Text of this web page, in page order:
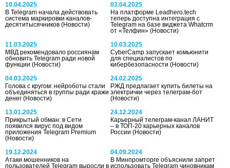
10.04.2025
В Telegram начала действовать
система маркировки каналов-
десятитысячников (Новости)
03.04.2025
На платформе Leadhero.tech
теперь доступна интеграция с
Telegram на базе виджета Whatcrm
от «Телфин»(Новости)
11.03.2025
МВД рекомендовало россиянам
обновить Telegram ради новой
функции (Новости)
10.03.2025
CyberCamp запускает комьюнити
для специалистов по
кибербезопасности(Новости)
04.03.2025
Голова с кругом: нейроботы стали
объединяться в группы ради кражи
денег (Новости)
24.02.2025
РЖД предлагает купить билеты на
электрички через телеграм-бот
(Новости)
13.01.2025
Прикрытый обман: в Сети
появился вирус под видом
приложения Telegram Premium
(Новости)
24.12.2024
Карьерный телеграм-канал ЛАНИТ
‒ в ТОП-20 карьерных каналов
России(Новости)
19.12.2024
Атаки мошенников на
пользователей Telegram выросли в
04.09.2024
В Минпромторге объяснили запрет
использовать Telegram чиновникам